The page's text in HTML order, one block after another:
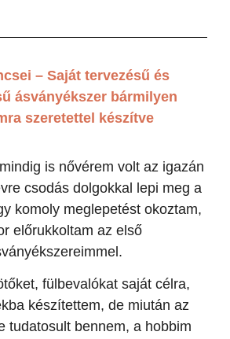
– Saját tervezésű és
ásványékszer bármilyen
szeretettel készítve
is nővérem volt az igazán
csodás dolgokkal lepi meg a
komoly meglepetést okoztam,
előrukkoltam az első
fülbevalókat saját célra,
készítettem, de miután az
tudatosult bennem, a hobbim